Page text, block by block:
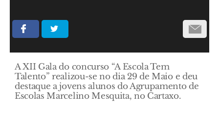
A XII Gala do concurso “A Escola Tem
Talento” realizou-se no dia 29 de Maio e deu
destaque a jovens alunos do Agrupamento de
Escolas Marcelino Mesquita, no Cartaxo.